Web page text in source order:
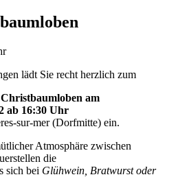
lädt Sie recht herzlich zum
am
ab 16:30 Uhr
sur-mer (Dorfmitte) ein.
Atmosphäre zwischen
die
sich bei Glühwein, Bratwurst oder